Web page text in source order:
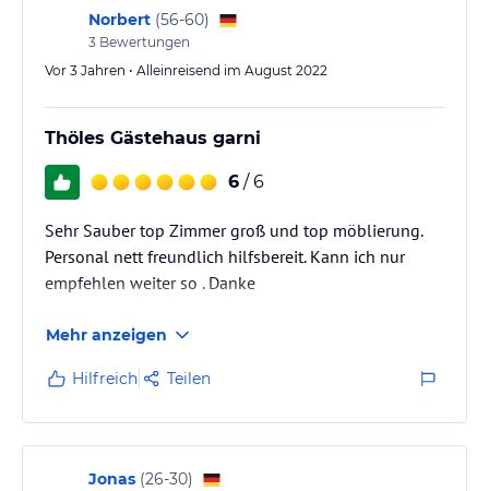
verbindlichen Angebotsdetails
Norbert (56-60)
3 Bewertungen
Vor 3 Jahren • Alleinreisend im August 2022
Thöles Gästehaus garni
6 / 6
Sehr Sauber top Zimmer groß und top möblierung.
Personal nett freundlich hilfsbereit. Kann ich nur
empfehlen weiter so . Danke
Mehr anzeigen
Hilfreich Teilen
Jonas (26-30)